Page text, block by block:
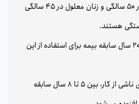
مردان معلول در 50 سالگی و زنان معلول در 45 سالگی
هستند.
داشتن حداقل 20 سال سابقه بیمه برای استفاده از این
در معلولیت‌های ناشی از کار، بین 5 تا 8 سال سابقه